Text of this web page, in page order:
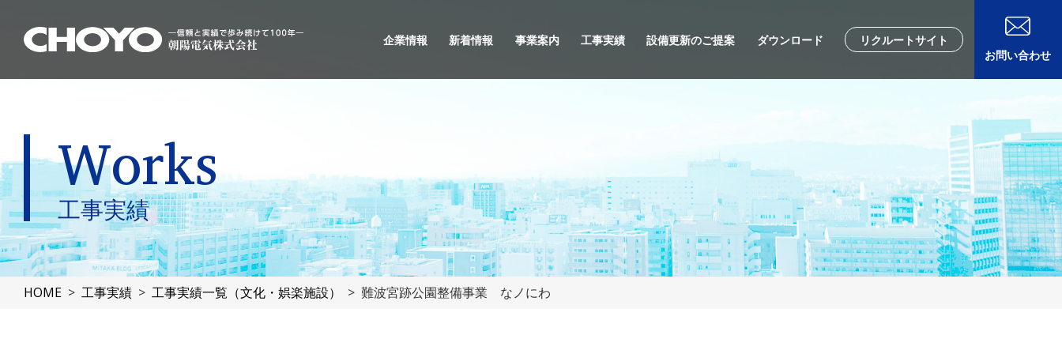
企業情報 新着情報 事業案内 工事実績 設備更新のご提案 ダウンロード
リクルートサイト
お問い合わせ
Works
工事実績
HOME 工事実績 工事実績一覧（文化・娯楽施設） 難波宮跡公園整備事業 なノにわ